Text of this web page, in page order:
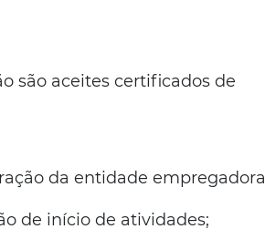
são aceites certificados de
da entidade
de início de atividades;